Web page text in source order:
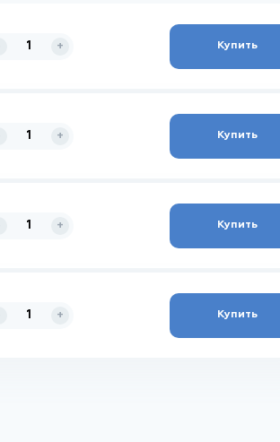
+ Купить
+ Купить
+ Купить
+ Купить